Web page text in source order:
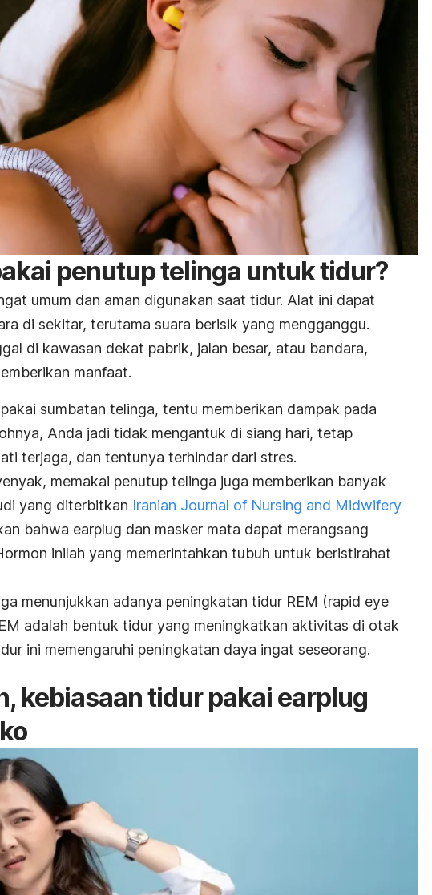
penutup telinga untuk tidur?
umum dan aman digunakan saat tidur. Alat ini dapat
di sekitar, terutama suara berisik yang mengganggu.
di kawasan dekat pabrik, jalan besar, atau bandara,
manfaat.
pakai sumbatan telinga, tentu memberikan dampak pada
Anda jadi tidak mengantuk di siang hari, tetap
terjaga, dan tentunya terhindar dari stres.
memakai penutup telinga juga memberikan banyak
yang diterbitkan Iranian Journal of Nursing and Midwifery
bahwa earplug dan masker mata dapat merangsang
inilah yang memerintahkan tubuh untuk beristirahat
menunjukkan adanya peningkatan tidur REM (rapid eye
adalah bentuk tidur yang meningkatkan aktivitas di otak
ini memengaruhi peningkatan daya ingat seseorang.
kebiasaan tidur pakai earplug